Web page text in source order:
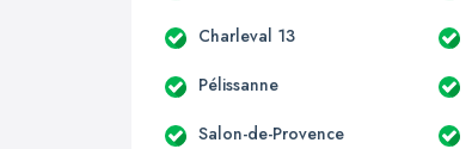
Charleval 13
Pélissanne
Salon-de-Provence